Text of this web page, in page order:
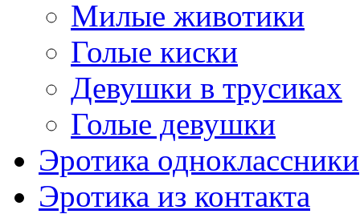
Милые животики
Голые киски
Девушки в трусиках
Голые девушки
Эротика одноклассники
Эротика из контакта